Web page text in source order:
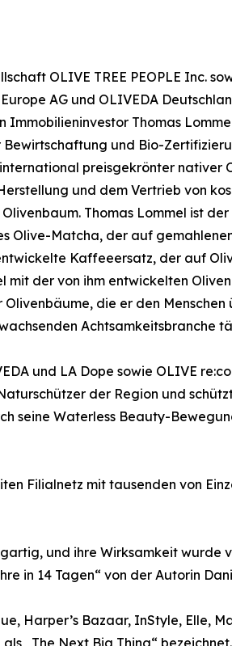
OLIVE TREE PEOPLE Inc.
AG und OLIVEDA
Immobilieninvestor Thomas
und Bio-
preisgekrönter nativer
und dem Vertrieb von
Thomas Lommel ist
Olive-Matcha, der auf
Kaffeeersatz, der auf
mit der von ihm entwickelten
die er den
Achtsamkeitsbranche
und LA Dope sowie OLIVE
der Region und
seine Waterless Beauty-
Filialnetz mit tausenden von
und ihre Wirksamkeit
in 14 Tagen“ von der Autorin
Harper’s Bazaar, InStyle, Elle,